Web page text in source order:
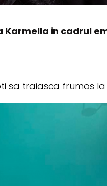
in cadrul
sa traiasca frumos la